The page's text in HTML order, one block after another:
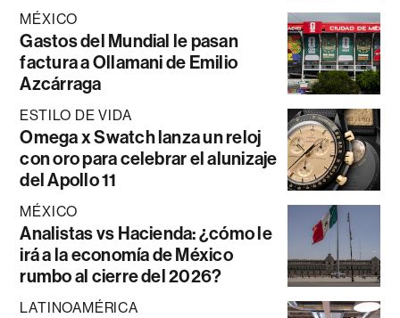
MÉXICO
Gastos del Mundial le pasan
factura a Ollamani de Emilio
Azcárraga
ESTILO DE VIDA
Omega x Swatch lanza un reloj
con oro para celebrar el alunizaje
del Apollo 11
MÉXICO
Analistas vs Hacienda: ¿cómo le
irá a la economía de México
rumbo al cierre del 2026?
LATINOAMÉRICA